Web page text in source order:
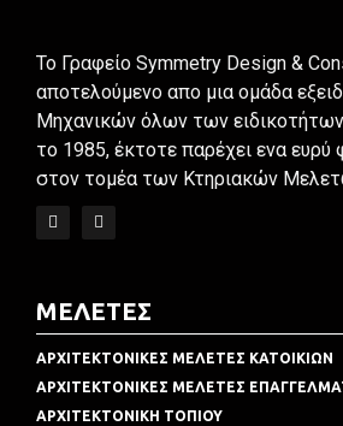
To Γραφείο Symmetry Design &
αποτελούμενο απο μια ομάδα
Μηχανικών όλων των
το 1985, έκτοτε παρέχει ενα
στον τομέα των Κτηριακών
ΜΕΛΕΤΕΣ
ΑΡΧΙΤΕΚΤΟΝΙΚΕΣ ΜΕΛΕΤΕΣ ΚΑΤΟΙΚΙΩΝ
ΑΡΧΙΤΕΚΤΟΝΙΚΕΣ ΜΕΛΕΤΕΣ
ΑΡΧΙΤΕΚΤΟΝΙΚΗ ΤΟΠΙΟΥ